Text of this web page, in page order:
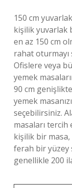
150 cm
kişilik yuvarlak
en az 150 cm
rahat oturmayı
Ofislere veya
yemek
90 cm
yemek
seçebilirsiniz.
masaları tercih
kişilik bir masa,
ferah bir yüzey
genellikle 200